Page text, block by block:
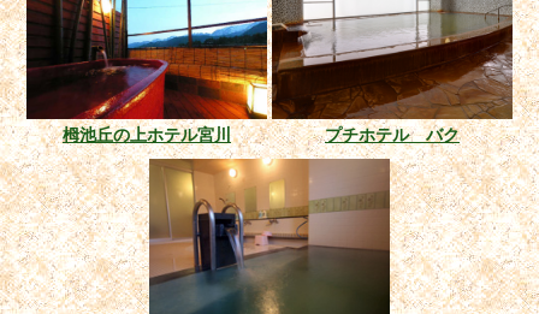
栂池丘の上ホテル宮川 プチホテル バク